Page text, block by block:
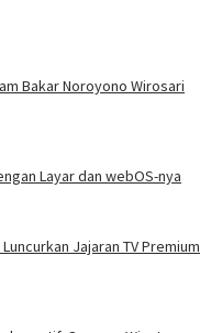
Bakar Noroyono Wirosari
Layar dan webOS-nya
Jajaran TV Premium